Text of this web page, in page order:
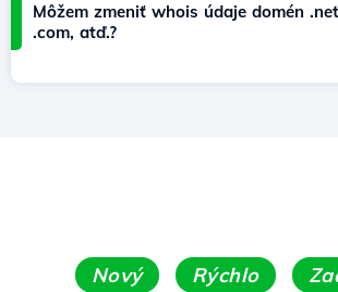
Môžem zmeniť whois údaje domén
.com, atď.?
Nový Rýchlo